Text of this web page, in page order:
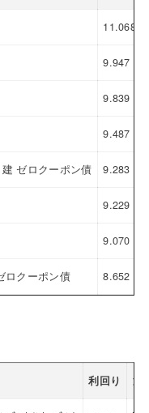
11.068
9.947
9.839
9.487
ゼロクーポン債 9.283
9.229
9.070
ロクーポン債 8.652
利回り 通